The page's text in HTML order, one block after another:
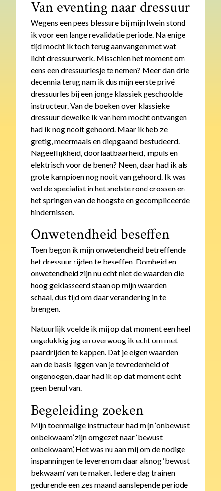
Van eventing naar dressuur
Wegens een pees blessure bij mijn Iwein stond
ik voor een lange revalidatie periode. Na enige
tijd mocht ik toch terug aanvangen met wat
licht dressuurwerk. Misschien het moment om
eens een dressuurlesje te nemen? Meer dan drie
decennia terug nam ik dus mijn eerste privé
dressuurles bij een jonge klassiek geschoolde
instructeur. Van de boeken over klassieke
dressuur dewelke ik van hem mocht ontvangen
had ik nog nooit gehoord. Maar ik heb ze
gretig, meermaals en diepgaand bestudeerd.
Nageeflijkheid, doorlaatbaarheid, impuls en
elektrisch voor de benen? Neen, daar had ik als
grote kampioen nog nooit van gehoord. Ik was
wel de specialist in het snelste rond crossen en
het springen van de hoogste en gecompliceerde
hindernissen.
Onwetendheid beseffen
Toen begon ik mijn onwetendheid betreffende
het dressuur rijden te beseffen. Domheid en
onwetendheid zijn nu echt niet de waarden die
hoog geklasseerd staan op mijn waarden
schaal, dus tijd om daar verandering in te
brengen.
Natuurlijk voelde ik mij op dat moment een heel
ongelukkig jog en overwoog ik echt om met
paardrijden te kappen. Dat je eigen waarden
aan de basis liggen van je tevredenheid of
ongenoegen, daar had ik op dat moment echt
geen benul van.
Begeleiding zoeken
Mijn toenmalige instructeur had mijn ‘onbewust
onbekwaam’ zijn omgezet naar ‘bewust
onbekwaam’, Het was nu aan mij om de nodige
inspanningen te leveren om daar alsnog ‘bewust
bekwaam’ van te maken. Iedere dag trainen
gedurende een zes maand aanslepende periode